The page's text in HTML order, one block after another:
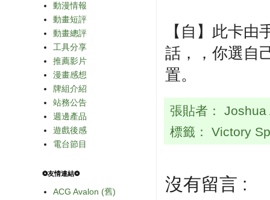
【自】此卡
話，，你選自
置。
張貼者：
標籤： Victory
沒有留言 :
動漫情報
動畫短評
動畫總評
工具分享
推薦影片
漫畫感想
牌組介紹
站務公告
週邊產品
遊戲後感
電台節目
❂友情連結❂
ACG Avalon (舊)